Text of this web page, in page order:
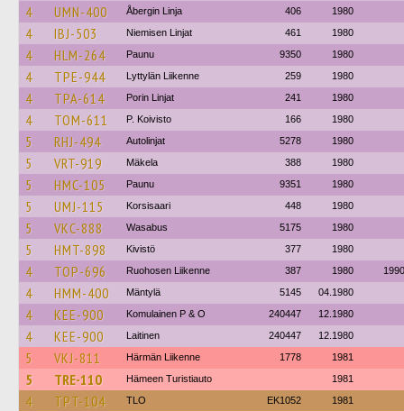
4 UMN-400 Åbergin Linja 406 1980
4 IBJ-503 Niemisen Linjat 461 1980
4 HLM-264 Paunu 9350 1980
4 TPE-944 Lyttylän Liikenne 259 1980
4 TPA-614 Porin Linjat 241 1980
4 TOM-611 P. Koivisto 166 1980
5 RHJ-494 Autolinjat 5278 1980
5 VRT-919 Mäkela 388 1980
5 HMC-105 Paunu 9351 1980
5 UMJ-115 Korsisaari 448 1980
5 VKC-888 Wasabus 5175 1980
5 HMT-898 Kivistö 377 1980
4 TOP-696 Ruohosen Liikenne 387 1980 1990
4 HMM-400 Mäntylä 5145 04.1980
4 KEE-900 Komulainen P & O 240447 12.1980
4 KEE-900 Laitinen 240447 12.1980
5 VKJ-811 Härmän Liikenne 1778 1981
5 TRE-110 Hämeen Turistiauto 1981
4 TPT-104 TLO EK1052 1981